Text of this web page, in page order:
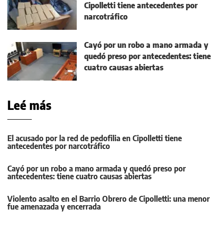
Cipolletti tiene antecedentes por
narcotráfico
Cayó por un robo a mano armada y
quedó preso por antecedentes: tiene
cuatro causas abiertas
Leé más
El acusado por la red de pedofilia en Cipolletti tiene
antecedentes por narcotráfico
Cayó por un robo a mano armada y quedó preso por
antecedentes: tiene cuatro causas abiertas
Violento asalto en el Barrio Obrero de Cipolletti: una menor
fue amenazada y encerrada